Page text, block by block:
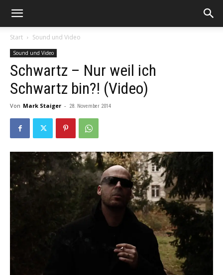
Start Sound und Video
Sound und Video
Schwartz – Nur weil ich
Schwartz bin?! (Video)
Von Mark Staiger - 28. November 2014